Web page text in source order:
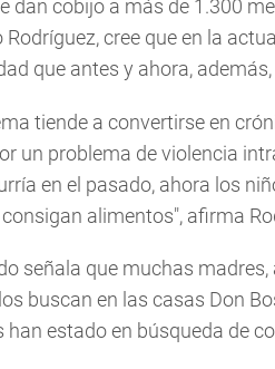
dan cobijo a más de 1.300
Rodríguez, cree que en la
que antes y ahora,
tiende a convertirse en
un problema de violencia
en el pasado, ahora los
alimentos", afirma
señala que muchas
buscan en las casas Don
han estado en búsqueda de